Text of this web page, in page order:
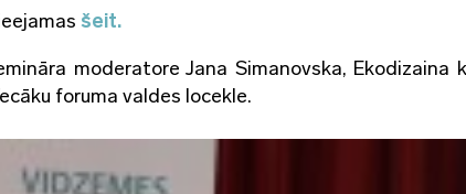
šeit.
moderatore Jana Simanovska, Ekodizaina
foruma valdes locekle.